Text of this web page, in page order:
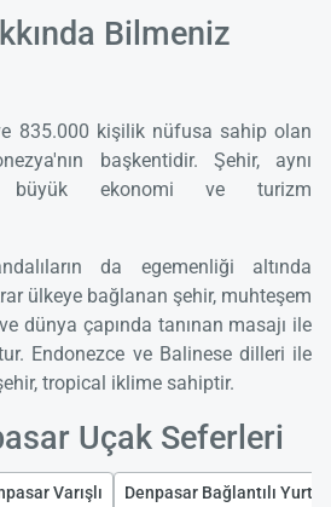
Bilmeniz
835.000 kişilik nüfusa sahip olan
başkentidir. Şehir, aynı
büyük ekonomi ve turizm
da egemenliği altında
ülkeye bağlanan şehir, muhteşem
dünya çapında tanınan masajı ile
Endonezce ve Balinese dilleri ile
tropical iklime sahiptir.
Uçak Seferleri
Varışlı Denpasar Bağlantılı Yurt